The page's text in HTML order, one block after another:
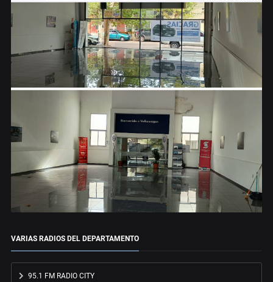
VARIAS RADIOS DEL DEPARTAMENTO
95.1 FM RADIO CITY